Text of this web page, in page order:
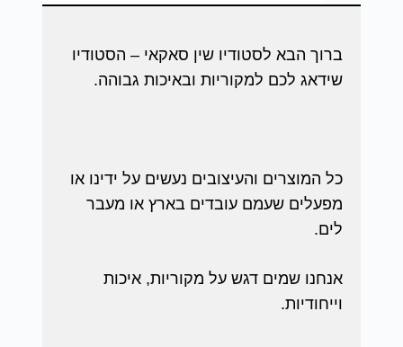
ברוך הבא לסטודיו שין סאקאי – הסטודיו
שידאג לכם למקוריות ובאיכות גבוהה.
כל המוצרים והעיצובים נעשים על ידינו או
מפעלים שעמם עובדים בארץ או מעבר
לים.
אנחנו שמים דגש על מקוריות, איכות
וייחודיות.